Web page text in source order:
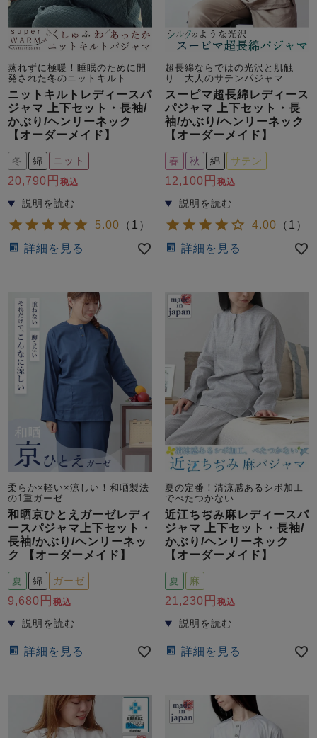
蒸れずに極暖！睡眠のために開
発された冬のニットキルト
ニットキルトレディースパ
ジャマ 上下セット・長袖/
かぶり/ヘンリーネック
【オーダーメイド】
冬 綿 ニット
20,790 税込
5.00 （ 1 ）
詳細を見る
超長綿ならではの光沢と肌触
り 大人のサテンパジャマ
スーピマ超長綿レディース
パジャマ 上下セット・長
袖/かぶり/ヘンリーネック
【オーダーメイド】
春 秋 綿 サテン
12,100 税込
4.00 （ 1 ）
詳細を見る
柔らか×軽い×涼しい！和晒製法
の1重ガーゼ
和晒京ひとえガーゼレディ
ースパジャマ上下セット・
長袖/かぶり/ヘンリーネッ
ク 【オーダーメイド】
夏 綿 ガーゼ
9,680 税込
詳細を見る
夏の定番！清涼感あるシボ加工
でべたつかない
近江ちぢみ麻レディースパ
ジャマ 上下セット・長袖/
かぶり/ヘンリーネック
【オーダーメイド】
夏 麻
21,230 税込
詳細を見る